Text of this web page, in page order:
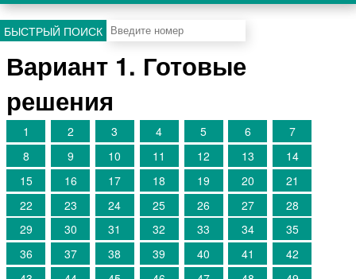
БЫСТРЫЙ ПОИСК
Вариант 1. Готовые
решения
1 2 3 4 5 6
7
8
9 10 11 12 13
14
15
16 17 18 19 20
21
22
23 24 25 26 27
28
29
30 31 32 33 34
35
36
37 38 39 40 41
42